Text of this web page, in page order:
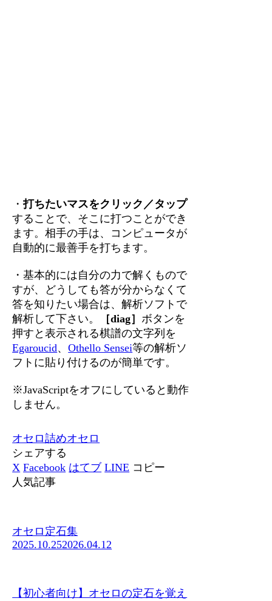
・打ちたいマスをクリック／タップ
することで、そこに打つことができ
ます。相手の手は、コンピュータが
自動的に最善手を打ちます。
・基本的には自分の力で解くもので
すが、どうしても答が分からなくて
答を知りたい場合は、解析ソフトで
解析して下さい。
［diag］ ボタンを
押すと表示される棋譜の文字列を
Egaroucid、Othello Sensei等の解析ソ
フトに貼り付けるのが簡単です。
※JavaScriptをオフにしていると動作
しません。
オセロ詰めオセロ
シェアする
X Facebook はてブ LINE コピー
人気記事
オセロ定石集
2025.10.252026.04.12
【初心者向け】オセロの定石を覚え